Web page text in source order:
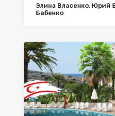
Элина Власенко, Юрий
Бабенко